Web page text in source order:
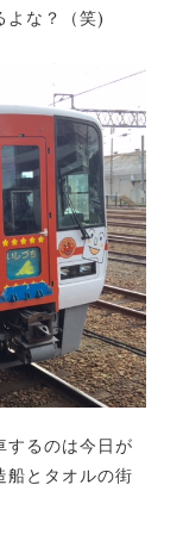
よな？（笑)
するのは今日が
船とタオルの街